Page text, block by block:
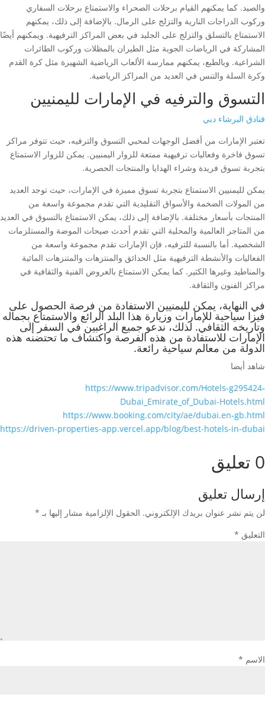
والصيد. كما يمكنهم القيام برحلات الصحراء والاستمتاع برحلات السفاري
وركوب الدراجات النارية والتزلج على الرمال. بالإضافة إلى ذلك، يمكنهم
الاستمتاع بالتسلق والتزلج على الجليد في بعض المراكز الترفيهية. ويمكنهم أيضًا
المشاركة في الرياضات الجوية مثل الطيران بالمظلات وركوب الطائرات
الشراعية. وبالطبع، يمكنهم ممارسة الألعاب الرياضية الشهيرة مثل كرة القدم
وكرة السلة والتنس في العديد من المراكز الرياضية.
التسوق والترفيه في الإمارات لليمنيين
فنادق البرشاء دبي
تعتبر الإمارات من أفضل الوجهات لمحبي التسوق والترفيه، حيث تتوفر مراكز
تسوق فاخرة وفعاليات ترفيهية ممتعة للزوار اليمنيين. يمكن للزوار الاستمتاع
بتجربة تسوق فريدة وشراء الهدايا والمنتجات الحصرية.
يمكن لليمنيين الاستمتاع بتجربة تسوق مميزة في الإمارات، حيث توجد العديد
من المولات الضخمة والأسواق التقليدية التي تقدم مجموعة واسعة من
المنتجات بأسعار مختلفة. بالإضافة إلى ذلك، يمكن الاستمتاع بالتسوق في العديد
من المتاجر العالمية والمحلية التي تقدم أحدث صيحات الموضة والمستلزمات
الشخصية. أما بالنسبة للترفيه، فإن الإمارات تقدم مجموعة واسعة من
الفعاليات والأنشطة الترفيهية مثل الحدائق والمنتزهات والمتنزهات المائية
والمناطيد وغيرها الكثير. كما يمكن الاستمتاع بالعروض الفنية والثقافية في
مراكز الفنون والثقافة.
في النهاية، يمكن لليمنيين الاستفادة من فرصة الحصول على
فيزا سياحية للإمارات وزيارة هذا البلد الرائع والاستمتاع بجماله
وتاريخه الثقافي. لذلك، ندعو جميع الراغبين في السفر إلى
الإمارات للاستفادة من هذه الفرصة واكتشاف ما تحتضنه هذه
الدولة من معالم سياحية رائعة.
شاهد أيضا
https://www.tripadvisor.com/Hotels-g295424-
Dubai_Emirate_of_Dubai-Hotels.html
https://www.booking.com/city/ae/dubai.en-gb.html
https://driven-properties-app.vercel.app/blog/best-hotels-in-dubai
0 تعليق
إرسال تعليق
لن يتم نشر عنوان بريدك الإلكتروني. الحقول الإلزامية مشار إليها بـ *
التعليق *
الاسم *